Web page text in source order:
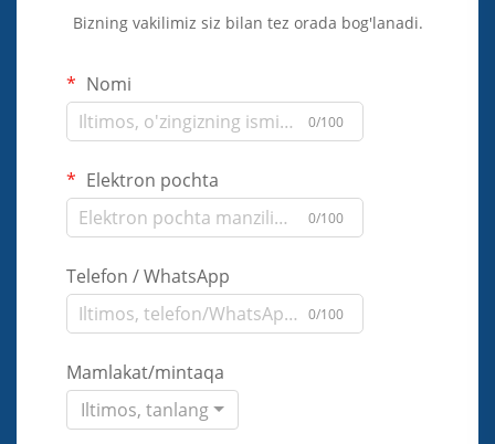
Bizning vakilimiz siz bilan tez orada bog'lanadi.
Nomi
0/100
Elektron pochta
0/100
Telefon / WhatsApp
0/100
Mamlakat/mintaqa
Iltimos, tanlang